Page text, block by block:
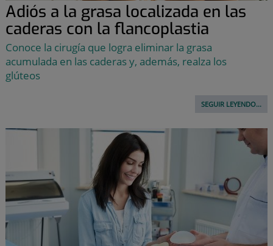
Adiós a la grasa localizada en las
caderas con la flancoplastia
Conoce la cirugía que logra eliminar la grasa
acumulada en las caderas y, además, realza los
glúteos
SEGUIR LEYENDO...